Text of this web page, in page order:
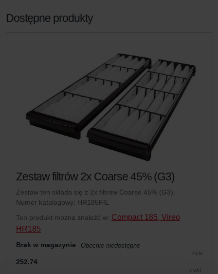
Dostępne produkty
Zestaw filtrów 2x Coarse 45% (G3)
Zestaw ten składa się z 2x filtrów Coarse 45% (G3).
Numer katalogowy: HR185FIL
Ten produkt można znaleźć w: Compact 185, Vireo
HR185
Brak w magazynie Obecnie niedostępne
PLN
252.74
z VAT